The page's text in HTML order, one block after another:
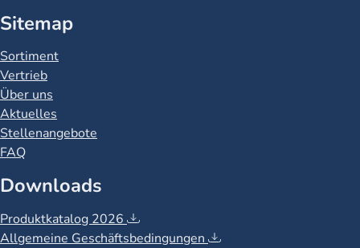
Sitemap
Sortiment
Vertrieb
Über uns
Aktuelles
Stellenangebote
FAQ
Downloads
Produktkatalog 2026
Allgemeine Geschäftsbedingungen